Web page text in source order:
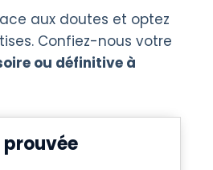
aux doutes et optez
Confiez-nous votre
ou définitive à
prouvée